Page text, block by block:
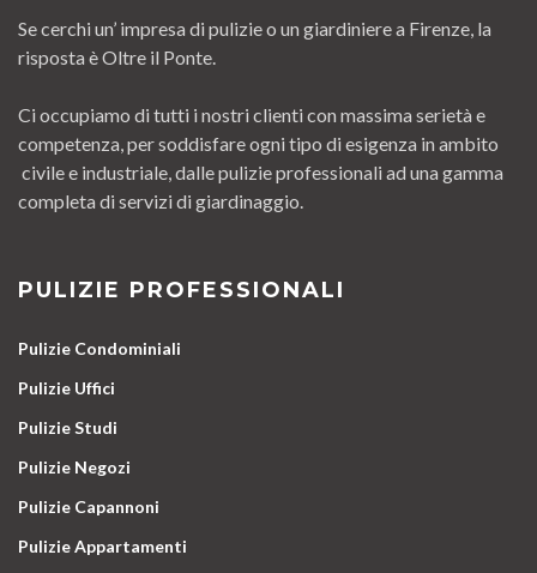
Se cerchi un’ impresa di pulizie o un giardiniere a Firenze, la
risposta è Oltre il Ponte.
Ci occupiamo di tutti i nostri clienti con massima serietà e
competenza, per soddisfare ogni tipo di esigenza in ambito
civile e industriale, dalle pulizie professionali ad una gamma
completa di servizi di giardinaggio.
PULIZIE PROFESSIONALI
Pulizie Condominiali
Pulizie Uffici
Pulizie Studi
Pulizie Negozi
Pulizie Capannoni
Pulizie Appartamenti